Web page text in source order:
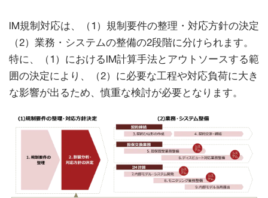
IM規制対応は、（1）規制要件の整理・対応方針の決定
（2）業務・システムの整備の2段階に分けられます。
特に、（1）におけるIM計算手法とアウトソースする範
囲の決定により、（2）に必要な工程や対応負荷に大き
な影響が出るため、慎重な検討が必要となります。